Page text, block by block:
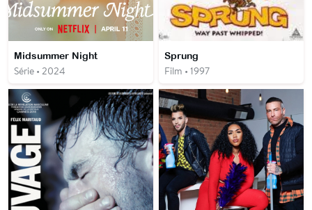
Midsummer Night
Série • 2024
Sprung
Film • 1997